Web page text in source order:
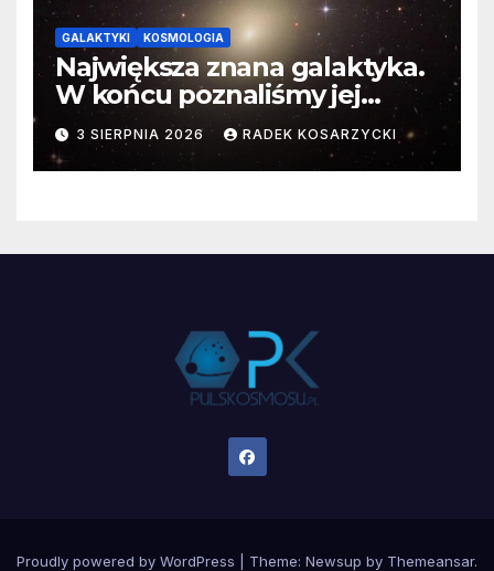
GALAKTYKI KOSMOLOGIA
Największa znana galaktyka.
W końcu poznaliśmy jej
faktyczne wymiary
3 SIERPNIA 2026 RADEK KOSARZYCKI
Proudly powered by WordPress Theme: Newsup by Themeansar.